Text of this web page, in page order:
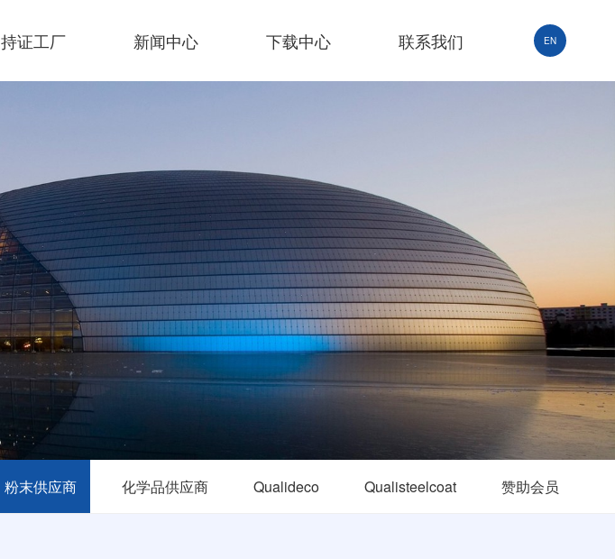
持证工厂 新闻中心 下载中心 联系我们 EN
粉末供应商 化学品供应商 Qualideco Qualisteelcoat 赞助会员